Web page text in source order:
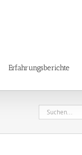
Erfahrungsberichte
Suche